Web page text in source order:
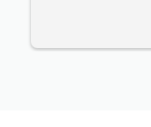
deze service